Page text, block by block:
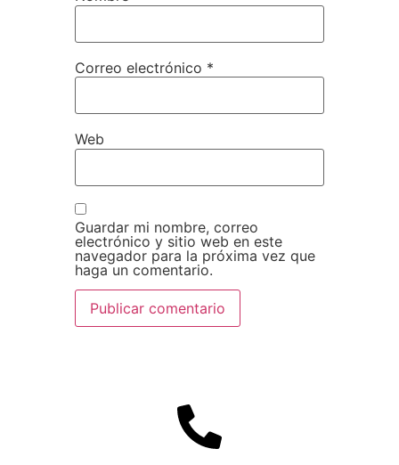
Correo electrónico *
Web
Guardar mi nombre, correo
electrónico y sitio web en este
navegador para la próxima vez que
haga un comentario.